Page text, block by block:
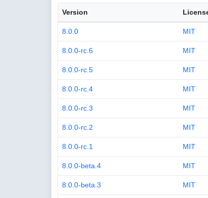
Version
8.0.0 MIT
8.0.0-rc.6 MIT
8.0.0-rc.5 MIT
8.0.0-rc.4 MIT
8.0.0-rc.3 MIT
8.0.0-rc.2 MIT
8.0.0-rc.1 MIT
8.0.0-beta.4 MIT
8.0.0-beta.3 MIT